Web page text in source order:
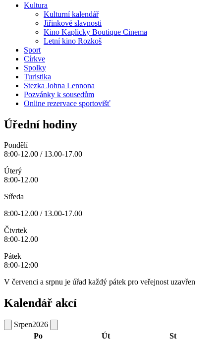
Kultura
Kulturní kalendář
Jiřinkové slavnosti
Kino Kaplicky Boutique Cinema
Letní kino Rozkoš
Sport
Církve
Spolky
Turistika
Stezka Johna Lennona
Pozvánky k sousedům
Online rezervace sportovišť
Úřední hodiny
Pondělí
8:00-12.00 / 13.00-17.00
Úterý
8:00-12.00
Středa
8:00-12.00 / 13.00-17.00
Čtvrtek
8:00-12.00
Pátek
8:00-12:00
V červenci a srpnu je úřad každý pátek pro veřejnost uzavřen
Kalendář akcí
Srpen2026
Po
Út
St